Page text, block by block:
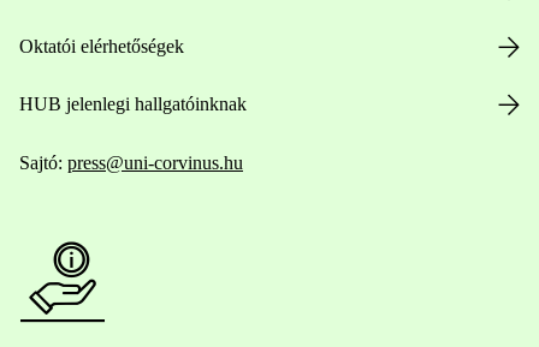
Oktatói elérhetőségek
HUB jelenlegi hallgatóinknak
Sajtó: press@uni-corvinus.hu